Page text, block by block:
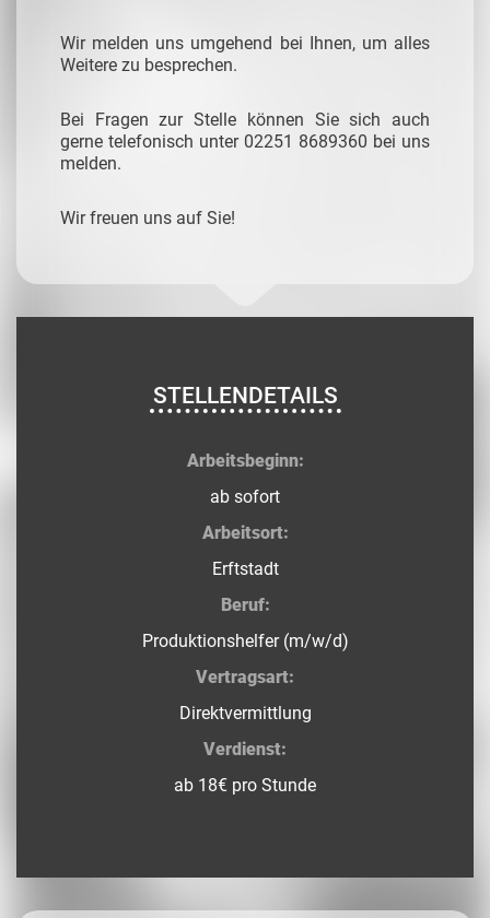
Wir melden uns umgehend bei Ihnen, um alles
Weitere zu besprechen.
Bei Fragen zur Stelle können Sie sich auch
gerne telefonisch unter 02251 8689360 bei uns
melden.
Wir freuen uns auf Sie!
STELLENDETAILS
Arbeitsbeginn:
ab sofort
Arbeitsort:
Erftstadt
Beruf:
Produktionshelfer (m/w/d)
Vertragsart:
Direktvermittlung
Verdienst:
ab 18€ pro Stunde